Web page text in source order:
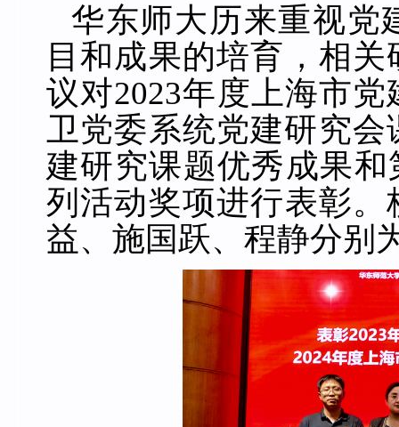
华东师大历来重视党
目和成果的培育，相
议对2023年度上海市
卫党委系统党建研究
建研究课题优秀成果
列活动奖项进行表彰
益、施国跃、程静分别